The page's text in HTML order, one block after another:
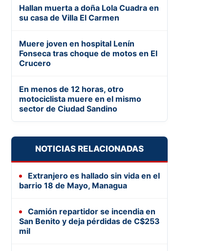
Hallan muerta a doña Lola Cuadra en
su casa de Villa El Carmen
Muere joven en hospital Lenín
Fonseca tras choque de motos en El
Crucero
En menos de 12 horas, otro
motociclista muere en el mismo
sector de Ciudad Sandino
NOTICIAS RELACIONADAS
Extranjero es hallado sin vida en el
barrio 18 de Mayo, Managua
Camión repartidor se incendia en
San Benito y deja pérdidas de C$253
mil